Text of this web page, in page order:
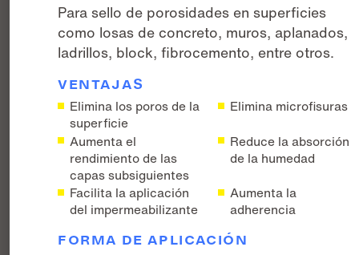
Para sello de porosidades en superficies
como losas de concreto, muros, aplanados,
ladrillos, block, fibrocemento, entre otros.
VENTAJAS
Elimina los poros de la
superficie
Elimina microfisuras
Aumenta el
rendimiento de las
capas subsiguientes
Reduce la absorción
de la humedad
Facilita la aplicación
del impermeabilizante
Aumenta la
adherencia
FORMA DE APLICACIÓN